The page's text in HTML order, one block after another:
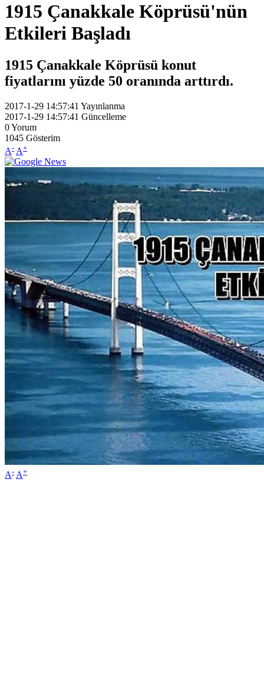
1915 Çanakkale Köprüsü'nün
Etkileri Başladı
1915 Çanakkale Köprüsü konut
fiyatlarını yüzde 50 oranında arttırdı.
2017-1-29 14:57:41 Yayınlanma
2017-1-29 14:57:41 Güncelleme
0Yorum
1045 Gösterim
A- A+
A- A+